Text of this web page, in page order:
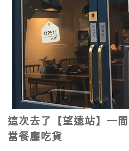
這次去了【望遠站】一
當餐廳吃貨